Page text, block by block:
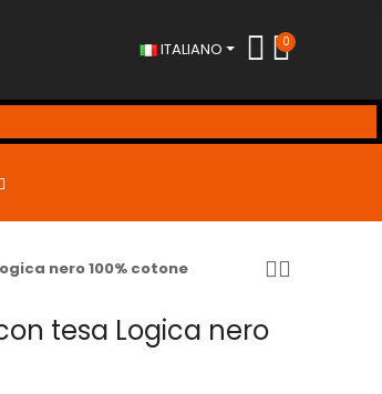
ITALIANO 0
nero 100% cotone
tesa Logica nero